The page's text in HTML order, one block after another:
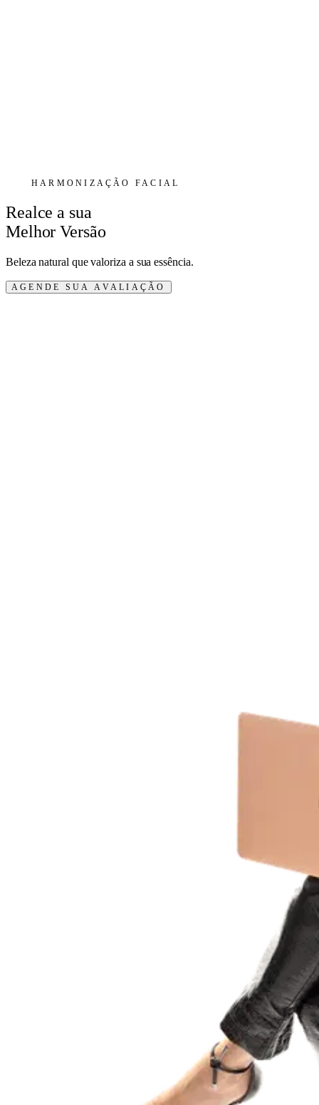
HARMONIZAÇÃO FACIAL
Realce a sua
Melhor Versão
Beleza natural que valoriza a sua essência.
AGENDE SUA AVALIAÇÃO